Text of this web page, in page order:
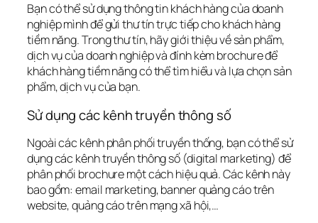
Bạn có thể sử dụng thông tin khách hàng của doanh
nghiệp mình để gửi thư tín trực tiếp cho khách hàng
tiềm năng. Trong thư tín, hãy giới thiệu về sản phẩm,
dịch vụ của doanh nghiệp và đính kèm brochure để
khách hàng tiềm năng có thể tìm hiểu và lựa chọn sản
phẩm, dịch vụ của bạn.
Sử dụng các kênh truyền thông số
Ngoài các kênh phân phối truyền thống, bạn có thể sử
dụng các kênh truyền thông số (digital marketing) để
phân phối brochure một cách hiệu quả. Các kênh này
bao gồm: email marketing, banner quảng cáo trên
website, quảng cáo trên mạng xã hội,…